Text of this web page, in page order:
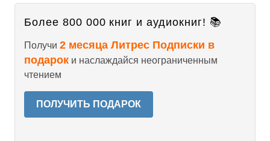
Более 800 000 книг и аудиокниг! 📚
Получи 2 месяца Литрес Подписки в
подарок и наслаждайся неограниченным
чтением
ПОЛУЧИТЬ ПОДАРОК